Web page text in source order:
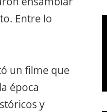
Entre lo
un filme que
época
y